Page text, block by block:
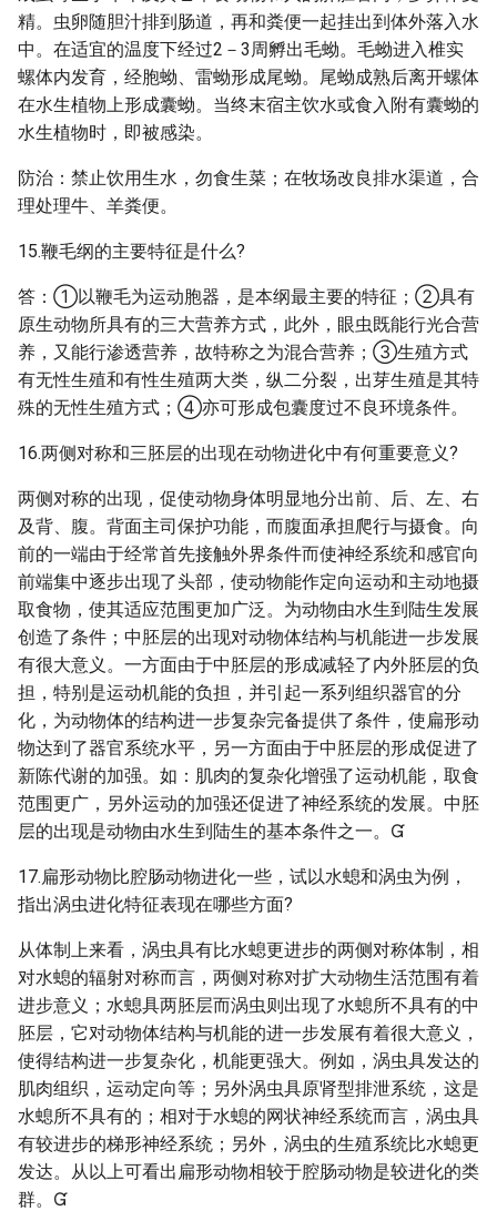
精。虫卵随胆汁排到肠道，再和粪便一起挂出到体外落入水
中。在适宜的温度下经过2－3周孵出毛蚴。毛蚴进入椎实
螺体内发育，经胞蚴、雷蚴形成尾蚴。尾蚴成熟后离开螺体
在水生植物上形成囊蚴。当终末宿主饮水或食入附有囊蚴的
水生植物时，即被感染。
防治：禁止饮用生水，勿食生菜；在牧场改良排水渠道，合
理处理牛、羊粪便。
15.鞭毛纲的主要特征是什么?
答：①以鞭毛为运动胞器，是本纲最主要的特征；②具有
原生动物所具有的三大营养方式，此外，眼虫既能行光合营
养，又能行渗透营养，故特称之为混合营养；③生殖方式
有无性生殖和有性生殖两大类，纵二分裂，出芽生殖是其特
殊的无性生殖方式；④亦可形成包囊度过不良环境条件。
16.两侧对称和三胚层的出现在动物进化中有何重要意义?
两侧对称的出现，促使动物身体明显地分出前、后、左、右
及背、腹。背面主司保护功能，而腹面承担爬行与摄食。向
前的一端由于经常首先接触外界条件而使神经系统和感官向
前端集中逐步出现了头部，使动物能作定向运动和主动地摄
取食物，使其适应范围更加广泛。为动物由水生到陆生发展
创造了条件；中胚层的出现对动物体结构与机能进一步发展
有很大意义。一方面由于中胚层的形成减轻了内外胚层的负
担，特别是运动机能的负担，并引起一系列组织器官的分
化，为动物体的结构进一步复杂完备提供了条件，使扁形动
物达到了器官系统水平，另一方面由于中胚层的形成促进了
新陈代谢的加强。如：肌肉的复杂化增强了运动机能，取食
范围更广，另外运动的加强还促进了神经系统的发展。中胚
层的出现是动物由水生到陆生的基本条件之一。
17.扁形动物比腔肠动物进化一些，试以水螅和涡虫为例，
指出涡虫进化特征表现在哪些方面?
从体制上来看，涡虫具有比水螅更进步的两侧对称体制，相
对水螅的辐射对称而言，两侧对称对扩大动物生活范围有着
进步意义；水螅具两胚层而涡虫则出现了水螅所不具有的中
胚层，它对动物体结构与机能的进一步发展有着很大意义，
使得结构进一步复杂化，机能更强大。例如，涡虫具发达的
肌肉组织，运动定向等；另外涡虫具原肾型排泄系统，这是
水螅所不具有的；相对于水螅的网状神经系统而言，涡虫具
有较进步的梯形神经系统；另外，涡虫的生殖系统比水螅更
发达。从以上可看出扁形动物相较于腔肠动物是较进化的类
群。